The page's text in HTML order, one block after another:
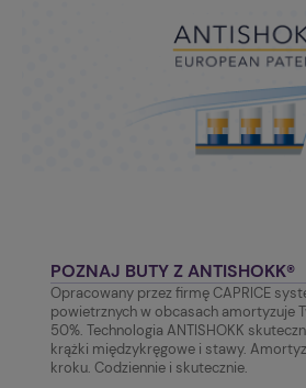
POZNAJ BUTY Z ANTISHOKK®
Opracowany przez firmę CAPRICE
powietrznych w obcasach amortyzuje
50%. Technologia ANTISHOKK
krążki międzykręgowe i stawy.
kroku. Codziennie i skutecznie.